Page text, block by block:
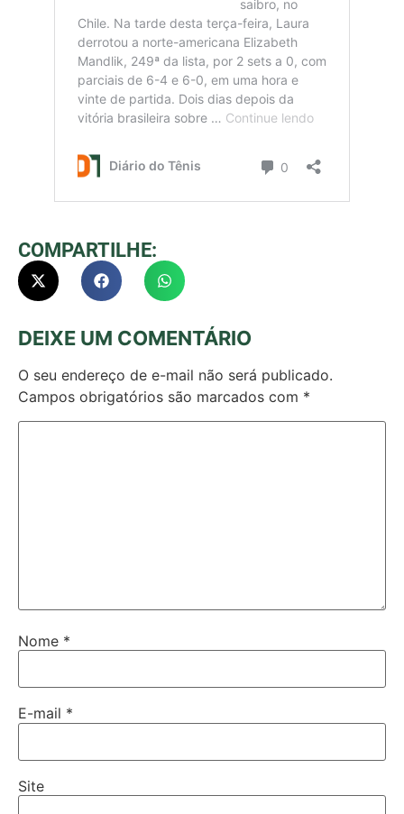
COMPARTILHE:
DEIXE UM COMENTÁRIO
O seu endereço de e-mail não será publicado.
Campos obrigatórios são marcados com *
Nome *
E-mail *
Site